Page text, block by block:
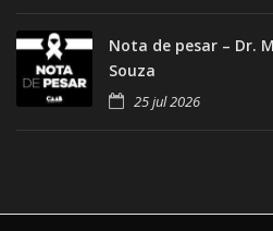
Nota de pesar – Dr.
Souza
25 jul 2026